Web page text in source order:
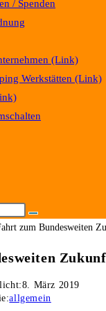
/ Spenden
(Link)
Werkstätten (Link)
8. März 2019
allgemein